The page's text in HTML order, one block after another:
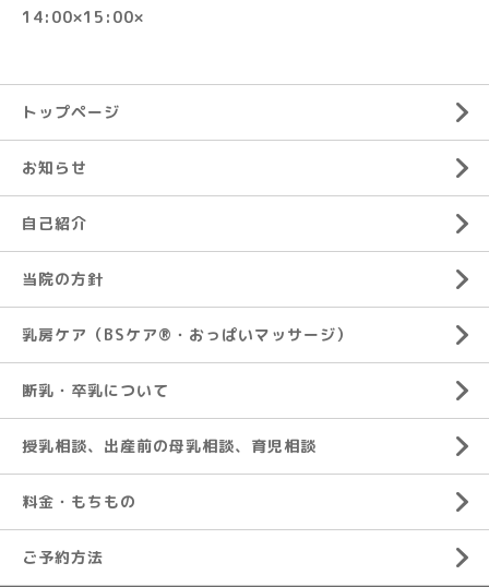
14:00×15:00×
トップページ
お知らせ
自己紹介
当院の方針
乳房ケア（BSケア®︎・おっぱいマッサージ）
断乳・卒乳について
授乳相談、出産前の母乳相談、育児相談
料金・もちもの
ご予約方法